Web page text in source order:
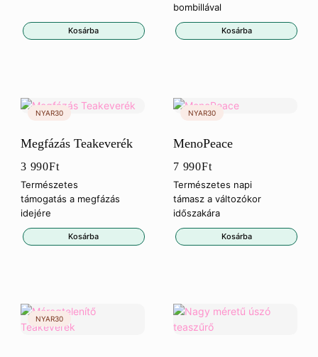
Kosárba
bombillával
Kosárba
Megfázás Teakeverék
3 990Ft
Természetes
támogatás a megfázás
idejére
Kosárba
MenoPeace
7 990Ft
Természetes napi
támasz a változókor
időszakára
Kosárba